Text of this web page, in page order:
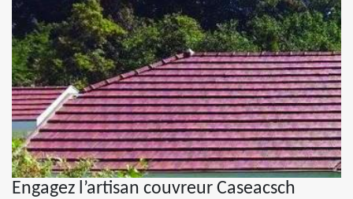
Engagez l’artisan couvreur Caseacsch